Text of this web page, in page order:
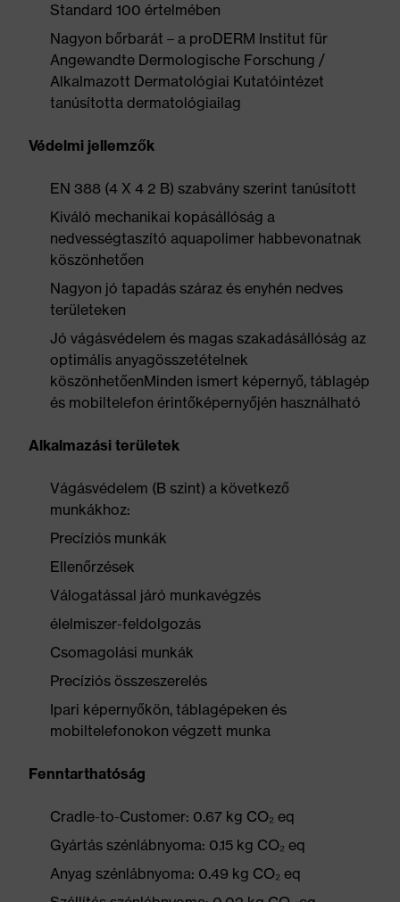
Standard 100 értelmében
Nagyon bőrbarát – a proDERM Institut für
Angewandte Dermologische Forschung /
Alkalmazott Dermatológiai Kutatóintézet
tanúsította dermatológiailag
Védelmi jellemzők
EN 388 (4 X 4 2 B) szabvány szerint tanúsított
Kiváló mechanikai kopásállóság a
nedvességtaszító aquapolimer habbevonatnak
köszönhetően
Nagyon jó tapadás száraz és enyhén nedves
területeken
Jó vágásvédelem és magas szakadásállóság az
optimális anyagösszetételnek
köszönhetőenMinden ismert képernyő, táblagép
és mobiltelefon érintőképernyőjén használható
Alkalmazási területek
Vágásvédelem (B szint) a következő
munkákhoz:
Precíziós munkák
Ellenőrzések
Válogatással járó munkavégzés
élelmiszer-feldolgozás
Csomagolási munkák
Precíziós összeszerelés
Ipari képernyőkön, táblagépeken és
mobiltelefonokon végzett munka
Fenntarthatóság
Cradle-to-Customer: 0.67 kg CO₂ eq
Gyártás szénlábnyoma: 0.15 kg CO₂ eq
Anyag szénlábnyoma: 0.49 kg CO₂ eq